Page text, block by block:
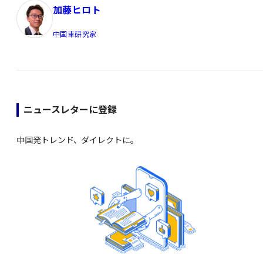
加藤ヒロト
中国車研究家
ニュースレターに登録
中国発トレンド、ダイレクトに。